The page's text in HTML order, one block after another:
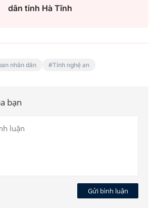
dân tỉnh Hà Tĩnh
nhân dân Tỉnh nghệ an
bạn
Gửi bình luận